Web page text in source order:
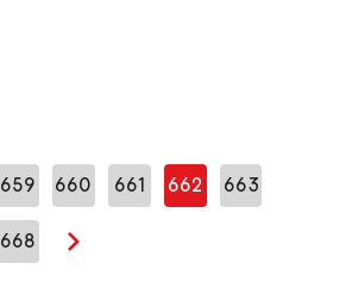
659 660 661 662 663
668
Seuraava sivu